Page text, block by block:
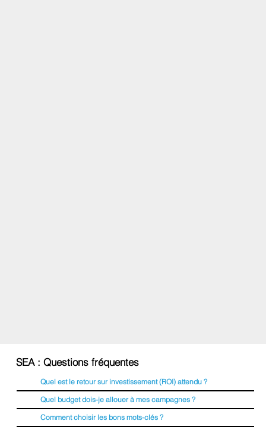
SEA : Questions fréquentes
Quel est le retour sur investissement (ROI) attendu ?
Quel budget dois-je allouer à mes campagnes ?
Comment choisir les bons mots-clés ?